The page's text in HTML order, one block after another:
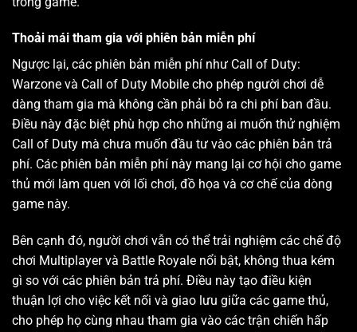
Thoải mái tham gia với phiên bản miễn phí
Ngược lại, các phiên bản miễn phí như Call of Duty:
Warzone và Call of Duty Mobile cho phép người chơi dễ
dàng tham gia mà không cần phải bỏ ra chi phí ban đầu.
Điều này đặc biệt phù hợp cho những ai muốn thử nghiệm
Call of Duty mà chưa muốn đầu tư vào các phiên bản trả
phí. Các phiên bản miễn phí này mang lại cơ hội cho game
thủ mới làm quen với lối chơi, đồ họa và cơ chế của dòng
game này.
Bên cạnh đó, người chơi vẫn có thể trải nghiệm các chế độ
chơi Multiplayer và Battle Royale nổi bật, không thua kém
gì so với các phiên bản trả phí. Điều này tạo điều kiện
thuận lợi cho việc kết nối và giao lưu giữa các game thủ,
cho phép họ cùng nhau tham gia vào các trận chiến hấp